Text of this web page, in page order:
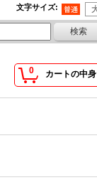
文字サイズ:
0 カートの中身